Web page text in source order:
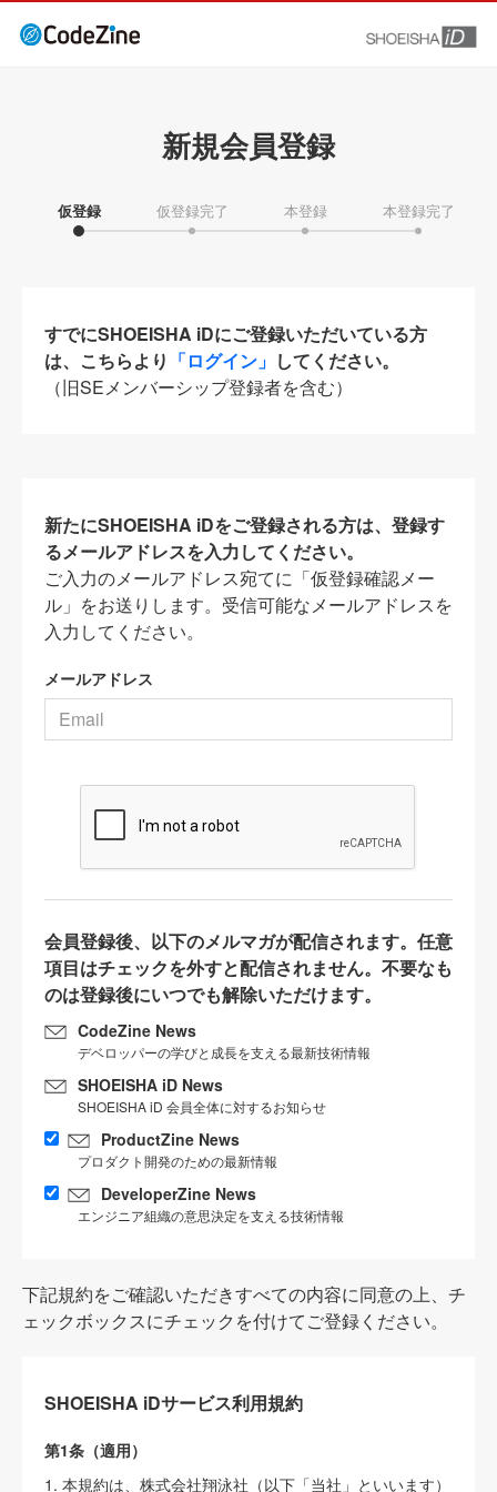
新規会員登録
仮登録 仮登録完了 本登録 本登録完了
すでにSHOEISHA iDにご登録いただいている方
は、こちらより 「ログイン」 してください。
（旧SEメンバーシップ登録者を含む）
新たにSHOEISHA iDをご登録される方は、登録す
るメールアドレスを入力してください。
ご入力のメールアドレス宛てに「仮登録確認メー
ル」をお送りします。受信可能なメールアドレスを
入力してください。
メールアドレス
会員登録後、以下のメルマガが配信されます。任意
項目はチェックを外すと配信されません。不要なも
のは登録後にいつでも解除いただけます。
CodeZine News
デベロッパーの学びと成長を支える最新技術情報
SHOEISHA iD News
SHOEISHA iD 会員全体に対するお知らせ
ProductZine News
プロダクト開発のための最新情報
DeveloperZine News
エンジニア組織の意思決定を支える技術情報
下記規約をご確認いただきすべての内容に同意の上、チ
ェックボックスにチェックを付けてご登録ください。
SHOEISHA iDサービス利用規約
第1条（適用）
1. 本規約は、株式会社翔泳社（以下「当社」といいます）